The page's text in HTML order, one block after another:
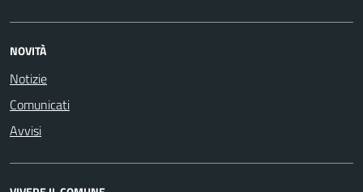
NOVITÀ
Notizie
Comunicati
Avvisi